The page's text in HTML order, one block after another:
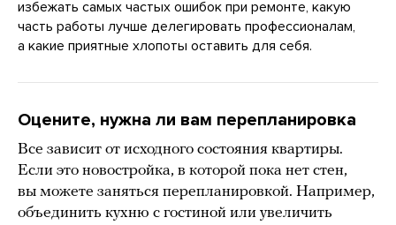
избежать самых частых ошибок при ремонте, какую
часть работы лучше делегировать профессионалам,
а какие приятные хлопоты оставить для себя.
Оцените, нужна ли вам перепланировка
Все зависит от исходного состояния квартиры.
Если это новостройка, в которой пока нет стен,
вы можете заняться перепланировкой. Например,
объединить кухню с гостиной или увеличить